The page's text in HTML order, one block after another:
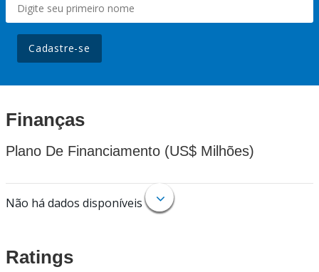
Cadastre-se
Finanças
Plano De Financiamento (US$ Milhões)
Não há dados disponíveis
Ratings